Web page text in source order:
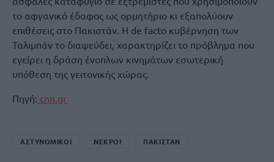
το αφγανικό έδαφος ως ορμητήριο κι εξαπολύουν
επιθέσεις στο Πακιστάν. Η de facto κυβέρνηση των
Ταλιμπάν το διαψεύδει, χαρακτηρίζει το πρόβλημα που
εγείρει η δράση ένοπλων κινημάτων εσωτερική
υπόθεση της γειτονικής χώρας.
Πηγή: cnn.gr
ΑΣΤΥΝΟΜΙΚΟΙ ΝΕΚΡΟΙ ΠΑΚΙΣΤΑΝ